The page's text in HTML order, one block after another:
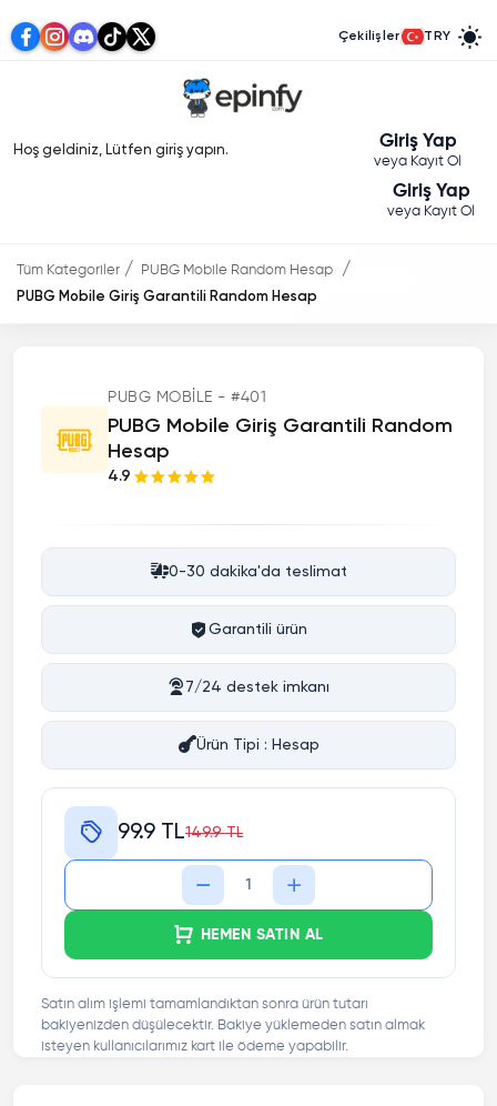
Çekilişler TRY
Hoş geldiniz, Lütfen giriş yapın. Giriş Yap
veya Kayıt Ol
Giriş Yap
veya Kayıt Ol
Tüm Kategoriler
PUBG Mobile Random Hesap
PUBG Mobile Giriş Garantili Random Hesap
PUBG MOBILE - #401
PUBG Mobile Giriş Garantili Random
Hesap
4.9
0-30 dakika'da teslimat
Garantili ürün
7/24 destek imkanı
Ürün Tipi : Hesap
99.9 TL149.9 TL
HEMEN SATIN AL
Satın alım işlemi tamamlandıktan sonra ürün tutarı
bakiyenizden düşülecektir. Bakiye yüklemeden satın almak
isteyen kullanıcılarımız kart ile ödeme yapabilir.